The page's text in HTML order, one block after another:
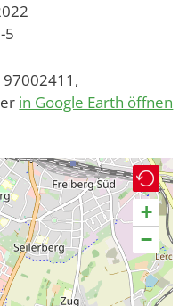
5
in Google Earth öffnen
+
−